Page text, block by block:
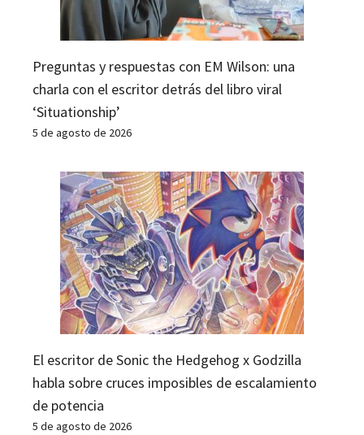
Preguntas y respuestas con EM Wilson: una
charla con el escritor detrás del libro viral
‘Situationship’
5 de agosto de 2026
El escritor de Sonic the Hedgehog x Godzilla
habla sobre cruces imposibles de escalamiento
de potencia
5 de agosto de 2026